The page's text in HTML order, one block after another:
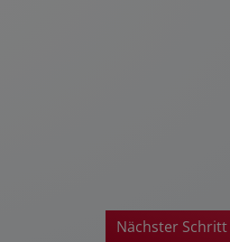
Nächster Schritt